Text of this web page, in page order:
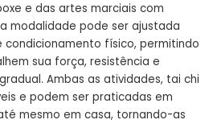
e das artes marciais com
modalidade pode ser ajustada
físico, permitindo
sua força, resistência e
Ambas as atividades, tai chi
e podem ser praticadas em
mesmo em casa, tornando-as